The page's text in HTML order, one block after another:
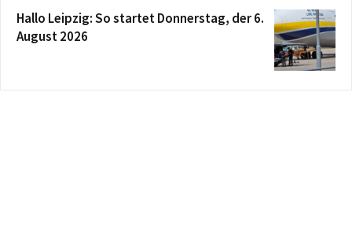
Hallo Leipzig: So startet Donnerstag, der 6.
August 2026